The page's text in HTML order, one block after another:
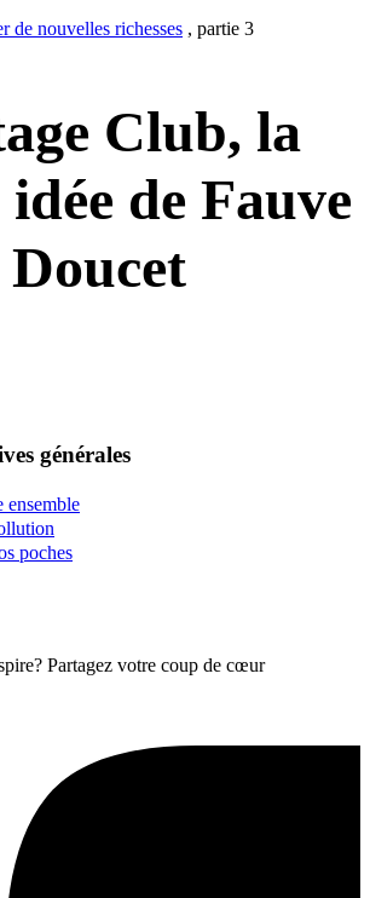
de nouvelles richesses , partie 3
Club, la
de Fauve
Doucet
générales
poches
Partagez votre coup de cœur